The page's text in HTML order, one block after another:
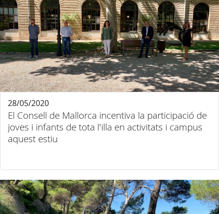
El Consell de Mallorca incentiva la participació de
joves i infants de tota l'illa en activitats i campus
aquest estiu
28/05/2020